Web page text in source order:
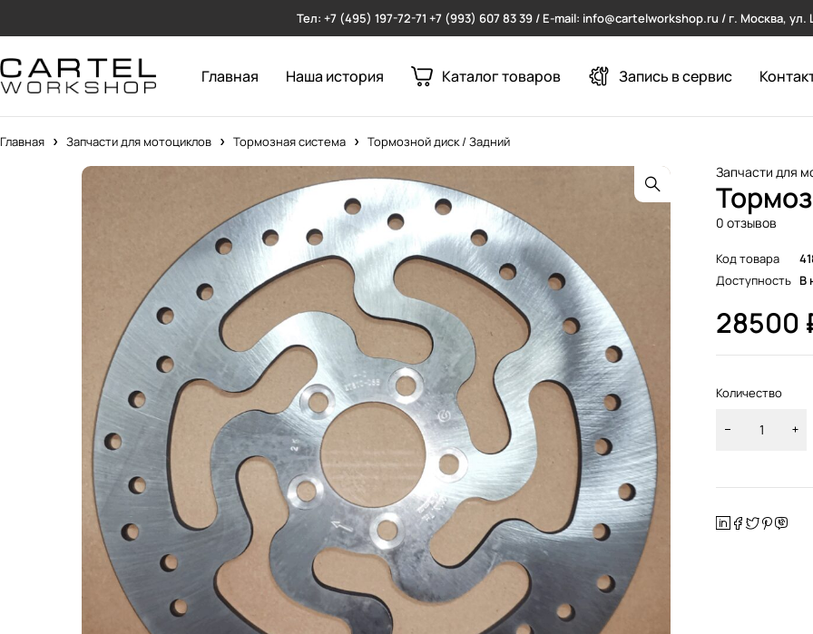
Тел: +7 (495) 197-72-71 +7 (993) 607 83 39 / E-mail: info@cartelworkshop.ru / г. Москва,
Главная Наша история Каталог товаров Запись в сервис
Главная Запчасти для мотоциклов Тормозная система Тормозной диск / Задний
Запчасти для
0 отзывов
Код товара
Доступность В
28500
Количество